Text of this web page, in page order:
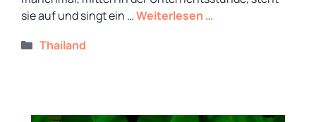
sie auf und singt ein …Weiterlesen …
Kategorien
Thailand